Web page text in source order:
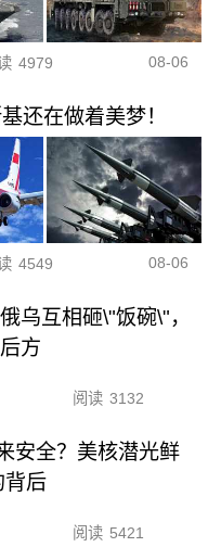
4979 08-06
还在做着美梦！
4549 08-06
乌互相砸\"饭碗\"，
方
阅读 3132
安全？美核潜光鲜
背后
阅读 5421